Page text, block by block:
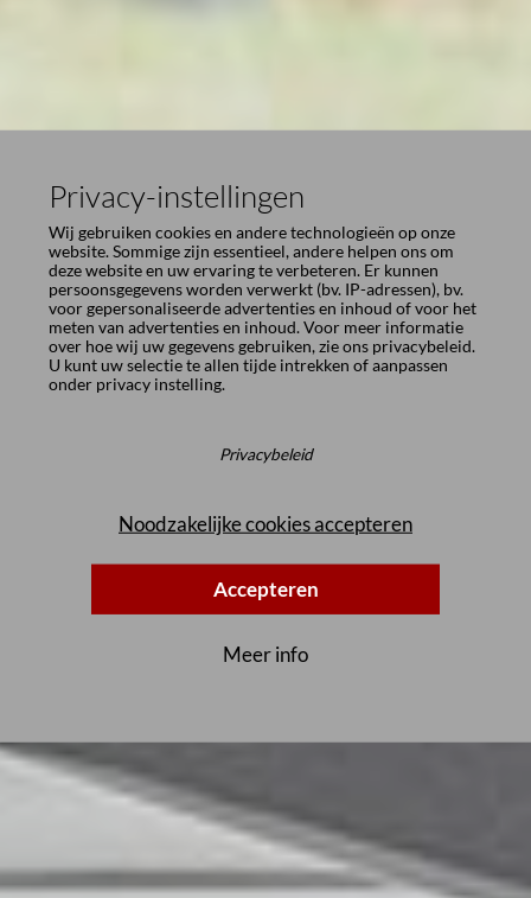
Privacy-instellingen
Wij gebruiken cookies en andere technologieën op onze
website. Sommige zijn essentieel, andere helpen ons om
deze website en uw ervaring te verbeteren. Er kunnen
persoonsgegevens worden verwerkt (bv. IP-adressen), bv.
voor gepersonaliseerde advertenties en inhoud of voor het
meten van advertenties en inhoud. Voor meer informatie
over hoe wij uw gegevens gebruiken, zie ons privacybeleid.
U kunt uw selectie te allen tijde intrekken of aanpassen
onder privacy instelling.
Privacybeleid
Noodzakelijke cookies accepteren
Accepteren
Meer info